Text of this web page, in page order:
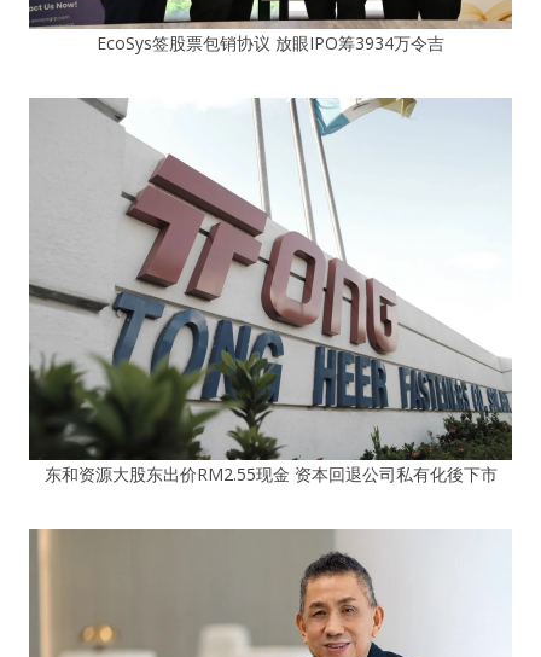
EcoSys签股票包销协议 放眼IPO筹3934万令吉
东和资源大股东出价RM2.55现金 资本回退公司私有化後下市